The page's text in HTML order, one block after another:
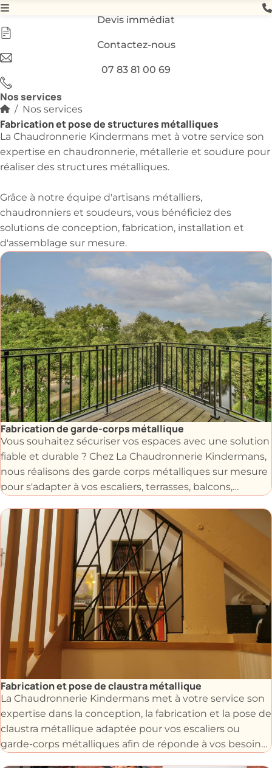
Devis immédiat
Contactez-nous
07 83 81 00 69
Nos services
Nos services
Fabrication et pose de structures métalliques
La Chaudronnerie Kindermans met à votre service son
expertise en chaudronnerie, métallerie et soudure pour
réaliser des structures métalliques.
Grâce à notre équipe d'artisans métalliers,
chaudronniers et soudeurs, vous bénéficiez des
solutions de conception, fabrication, installation et
d'assemblage sur mesure.
Fabrication de garde-corps métallique
Vous souhaitez sécuriser vos espaces avec une solution
fiable et durable ? Chez La Chaudronnerie Kindermans,
nous réalisons des garde corps métalliques sur mesure
pour s'adapter à vos escaliers, terrasses, balcons,
style et vos besoins spécifiques.
Grâce à notre savoir-faire et au travail avec des
matériaux robustes tels que l’acier, l’inox ou
l’aluminium, nous vous garantissons des constructions
métalliques durables, élégantes et conformes aux
normes de sécurité.
Fabrication et pose de claustra métallique
La Chaudronnerie Kindermans met à votre service son
expertise dans la conception, la fabrication et la pose de
claustra métallique adaptée pour vos escaliers ou
garde-corps métalliques afin de réponde à vos besoins